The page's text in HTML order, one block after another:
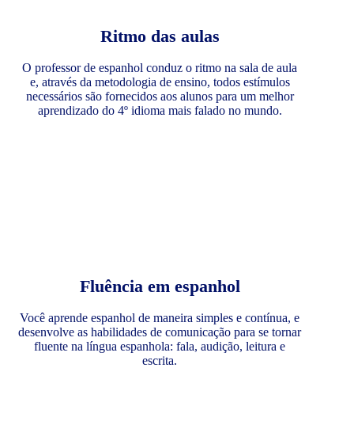
Ritmo das aulas
O professor de espanhol conduz o ritmo na sala de aula
e, através da metodologia de ensino, todos estímulos
necessários são fornecidos aos alunos para um melhor
aprendizado do 4º idioma mais falado no mundo.
Fluência em espanhol
Você aprende espanhol de maneira simples e contínua, e
desenvolve as habilidades de comunicação para se tornar
fluente na língua espanhola: fala, audição, leitura e
escrita.